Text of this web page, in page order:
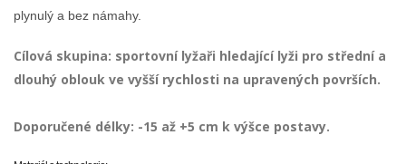
plynulý a bez námahy.
Cílová skupina: sportovní lyžaři hledající lyži pro střední a
dlouhý oblouk ve vyšší rychlosti na upravených površích.
Doporučené délky: -15 až +5 cm k výšce postavy.